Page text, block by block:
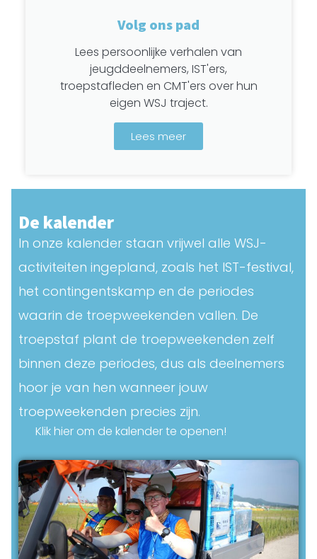
Volg ons pad
Lees persoonlijke verhalen van
jeugddeelnemers, IST'ers,
troepstafleden en CMT'ers over hun
eigen WSJ traject.
Lees meer
De kalender
In onze kalender staan vrijwel alle WSJ-
activiteiten ingepland, zoals het IST-festival,
het contingentskamp en de periodes
waarin de troepweekenden vallen. De
troepstaf plant de troepweekenden zelf
binnen deze periodes, dus als deelnemers
hoor je van hen wanneer jouw
troepweekenden precies zijn.
Klik hier om de kalender te openen!